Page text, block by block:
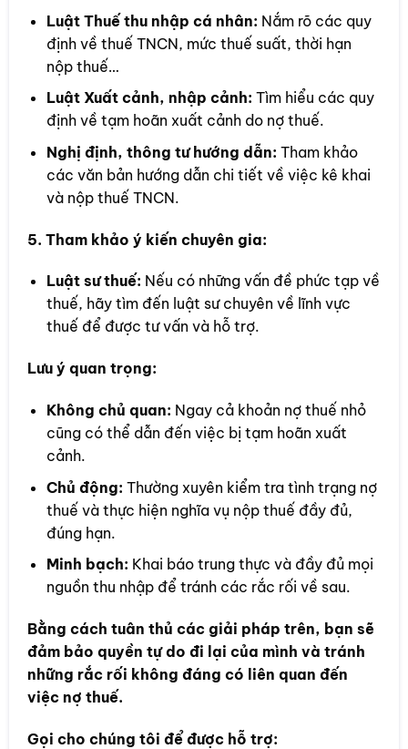
Luật Thuế thu nhập cá nhân: Nắm rõ các quy
định về thuế TNCN, mức thuế suất, thời hạn
nộp thuế…
Luật Xuất cảnh, nhập cảnh: Tìm hiểu các quy
định về tạm hoãn xuất cảnh do nợ thuế.
Nghị định, thông tư hướng dẫn: Tham khảo
các văn bản hướng dẫn chi tiết về việc kê khai
và nộp thuế TNCN.
5. Tham khảo ý kiến chuyên gia:
Luật sư thuế: Nếu có những vấn đề phức tạp về
thuế, hãy tìm đến luật sư chuyên về lĩnh vực
thuế để được tư vấn và hỗ trợ.
Lưu ý quan trọng:
Không chủ quan: Ngay cả khoản nợ thuế nhỏ
cũng có thể dẫn đến việc bị tạm hoãn xuất
cảnh.
Chủ động: Thường xuyên kiểm tra tình trạng nợ
thuế và thực hiện nghĩa vụ nộp thuế đầy đủ,
đúng hạn.
Minh bạch: Khai báo trung thực và đầy đủ mọi
nguồn thu nhập để tránh các rắc rối về sau.
Bằng cách tuân thủ các giải pháp trên, bạn sẽ
đảm bảo quyền tự do đi lại của mình và tránh
những rắc rối không đáng có liên quan đến
việc nợ thuế.
Gọi cho chúng tôi để được hỗ trợ: